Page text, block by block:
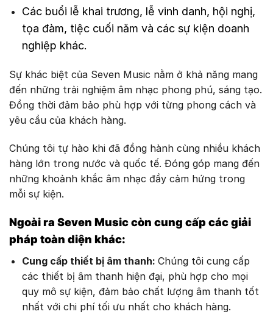
Các buổi lễ khai trương, lễ vinh danh, hội nghị,
tọa đàm, tiệc cuối năm và các sự kiện doanh
nghiệp khác.
Sự khác biệt của Seven Music nằm ở khả năng mang
đến những trải nghiệm âm nhạc phong phú, sáng tạo.
Đồng thời đảm bảo phù hợp với từng phong cách và
yêu cầu của khách hàng.
Chúng tôi tự hào khi đã đồng hành cùng nhiều khách
hàng lớn trong nước và quốc tế. Đóng góp mang đến
những khoảnh khắc âm nhạc đầy cảm hứng trong
mỗi sự kiện.
Ngoài ra Seven Music còn cung cấp các giải
pháp toàn diện khác:
Cung cấp thiết bị âm thanh: Chúng tôi cung cấp
các thiết bị âm thanh hiện đại, phù hợp cho mọi
quy mô sự kiện, đảm bảo chất lượng âm thanh tốt
nhất với chi phí tối ưu nhất cho khách hàng.